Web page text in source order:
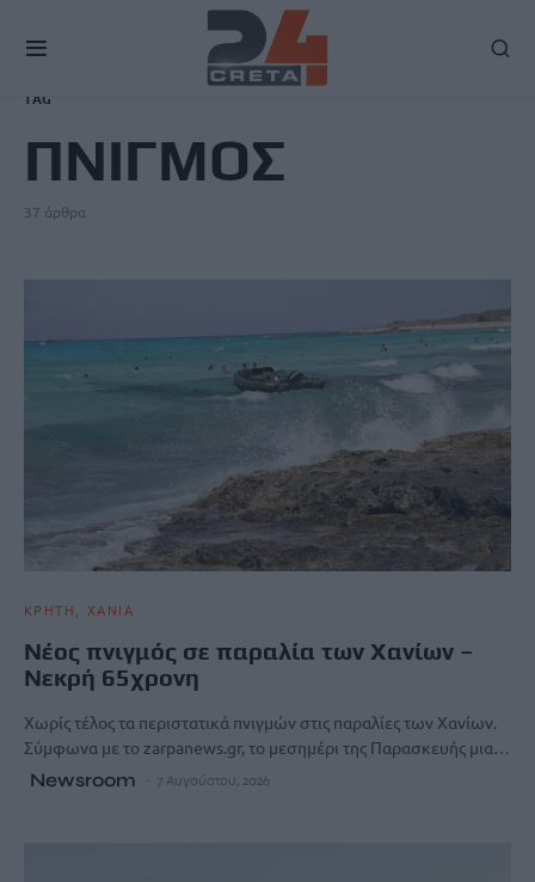
TAG
ΠΝΙΓΜΟΣ
37 άρθρα
ΚΡΗΤΗ ΧΑΝΙΑ
Νέος πνιγμός σε παραλία των Χανίων –
Νεκρή 65χρονη
Χωρίς τέλος τα περιστατικά πνιγμών στις παραλίες των Χανίων.
Σύμφωνα με το zarpanews.gr, το μεσημέρι της Παρασκευής μια…
Newsroom 7 Αυγούστου, 2026